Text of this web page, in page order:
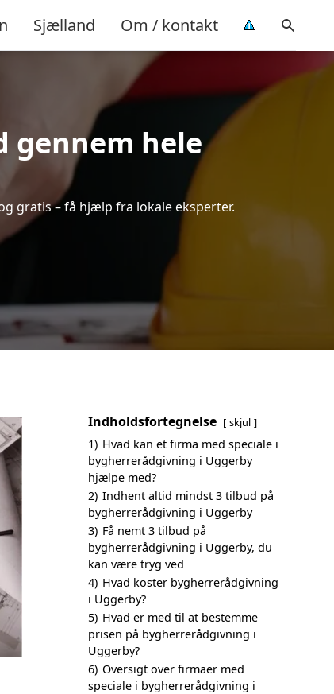
Sjælland Om / kontakt
gennem hele
gratis – få hjælp fra lokale eksperter.
Indholdsfortegnelse skjul
1) Hvad kan et firma med speciale i
bygherrerådgivning i Uggerby
hjælpe med?
2) Indhent altid mindst 3 tilbud på
bygherrerådgivning i Uggerby
3) Få nemt 3 tilbud på
bygherrerådgivning i Uggerby, du
kan være tryg ved
4) Hvad koster bygherrerådgivning
i Uggerby?
5) Hvad er med til at bestemme
prisen på bygherrerådgivning i
Uggerby?
6) Oversigt over firmaer med
speciale i bygherrerådgivning i